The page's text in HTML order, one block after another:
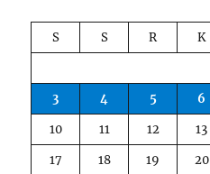
S S R K
3
4 5 6
10
11 12 13
17
18 19 20